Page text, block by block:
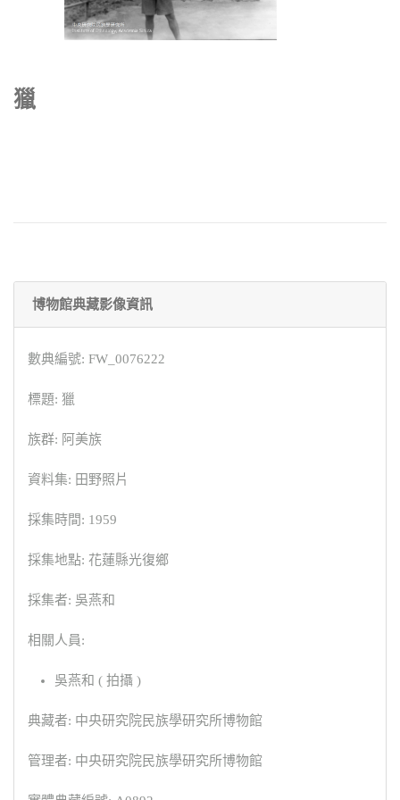
獵
博物館典藏影像資訊
數典編號: FW_0076222
標題: 獵
族群: 阿美族
資料集: 田野照片
採集時間: 1959
採集地點: 花蓮縣光復鄉
採集者: 吳燕和
相關人員:
吳燕和 ( 拍攝 )
典藏者: 中央研究院民族學研究所博物館
管理者: 中央研究院民族學研究所博物館